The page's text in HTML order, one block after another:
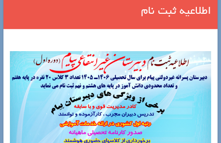
اطلاعیه ثبت نام